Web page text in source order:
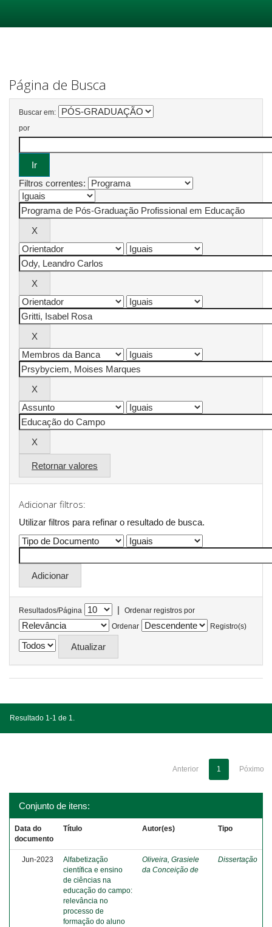
Página de Busca
Buscar em:
por
Filtros correntes:
Retornar valores
Adicionar filtros:
Utilizar filtros para refinar o resultado de busca.
Resultados/Página |
Ordenar registros por
Ordenar
Registro(s)
Resultado 1-1 de 1.
Anterior 1 Póximo
Conjunto de itens:
Data do
documento
Título Autor(es) Tipo
Jun-2023
Alfabetização
científica e ensino
de ciências na
educação do campo:
relevância no
processo de
formação do aluno
Oliveira, Grasiele
da Conceição de
Dissertação